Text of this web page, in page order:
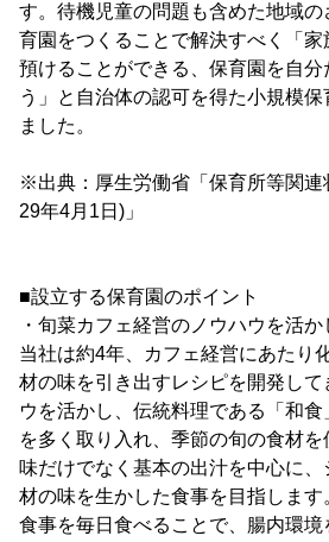
す。待機児童の問題も含めた地域
育園をつくることで解決すべく「
預けることができる、保育園を自分
う」と自治体の認可を得た小規模
ました。
※出典：厚生労働省「保育所等関連
29年4月1日)」
■設立する保育園のポイント
・旬菜カフェ経営のノウハウを活か
当社は約4年、カフェ経営にあたり
材の味を引き出すレシピを開発し
ウを活かし、伝統料理である「和
を多く取り入れ、季節の旬の食材
味だけでなく基本の出汁を中心に
材の味を生かした食事を目指しま
食事を毎日食べることで、腸内環